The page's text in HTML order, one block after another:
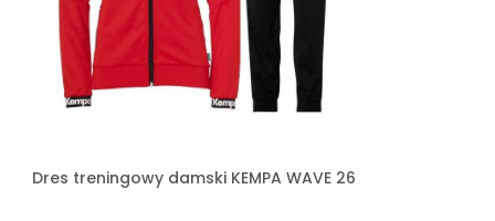
Dres treningowy damski KEMPA WAVE 26